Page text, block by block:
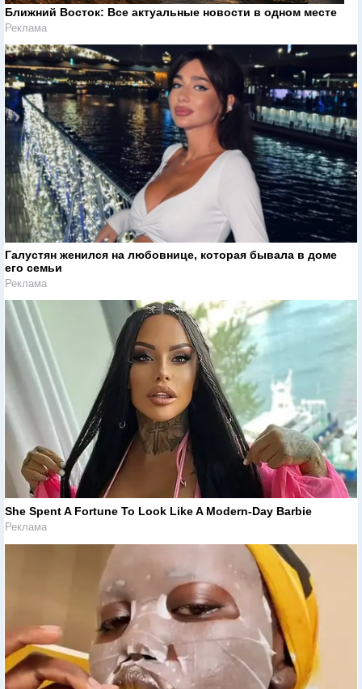
Ближний Восток: Все актуальные новости в одном месте
Реклама
Галустян женился на любовнице, которая бывала в доме
его семьи
Реклама
She Spent A Fortune To Look Like A Modern-Day Barbie
Реклама